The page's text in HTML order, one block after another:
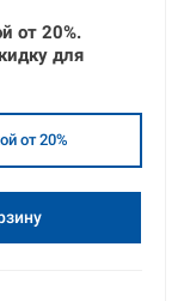
от 20%.
для
от 20%